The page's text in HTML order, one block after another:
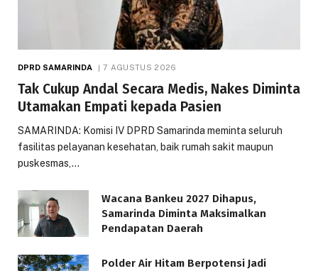
DPRD SAMARINDA 7 AGUSTUS 2026
Tak Cukup Andal Secara Medis, Nakes Diminta
Utamakan Empati kepada Pasien
SAMARINDA: Komisi IV DPRD Samarinda meminta seluruh
fasilitas pelayanan kesehatan, baik rumah sakit maupun
puskesmas,…
Wacana Bankeu 2027 Dihapus,
Samarinda Diminta Maksimalkan
Pendapatan Daerah
Polder Air Hitam Berpotensi Jadi